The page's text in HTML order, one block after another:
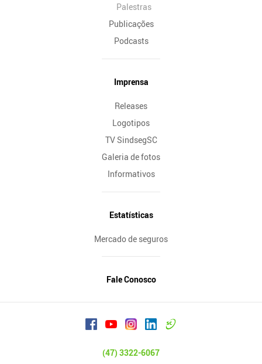
Palestras
Publicações
Podcasts
Imprensa
Releases
Logotipos
TV SindsegSC
Galeria de fotos
Informativos
Estatísticas
Mercado de seguros
Fale Conosco
(47) 3322-6067